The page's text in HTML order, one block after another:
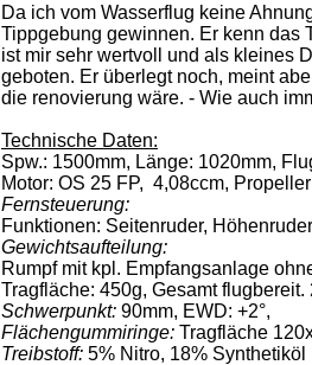
Da ich vom Wasserflug keine
Tippgebung gewinnen. Er kenn das
ist mir sehr wertvoll und als kleines
geboten. Er überlegt noch, meint
die renovierung wäre. - Wie auch
Technische Daten:
Spw.: 1500mm, Länge: 1020mm,
Motor: OS 25 FP, 4,08ccm,
Fernsteuerung:
Funktionen: Seitenruder,
Gewichtsaufteilung:
Rumpf mit kpl. Empfangsanlage
Tragfläche: 450g, Gesamt flugbereit.
Schwerpunkt: 90mm, EWD: +2°,
Flächengummiringe: Tragfläche
Treibstoff: 5% Nitro, 18%